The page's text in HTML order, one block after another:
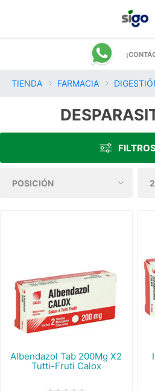
TIENDA FARMACIA
Albendazol Tab 200Mg X2
Tutti-Fruti Calox